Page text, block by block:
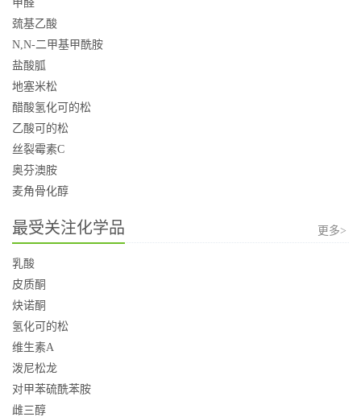
甲醛
巯基乙酸
N,N-二甲基甲酰胺
盐酸胍
地塞米松
醋酸氢化可的松
乙酸可的松
丝裂霉素C
奥芬澳胺
麦角骨化醇
最受关注化学品 更多>
乳酸
皮质酮
炔诺酮
氢化可的松
维生素A
泼尼松龙
对甲苯硫酰苯胺
雌三醇